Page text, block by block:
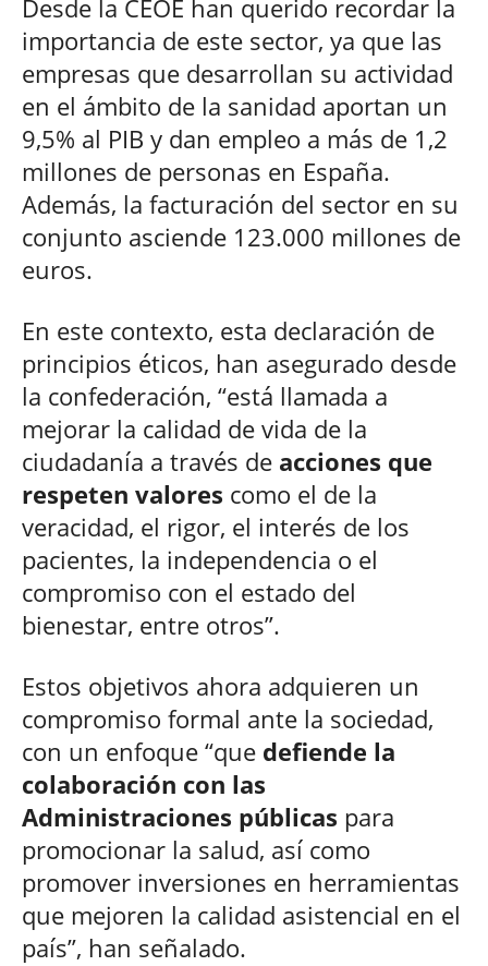
Desde la CEOE han querido recordar la
importancia de este sector, ya que las
empresas que desarrollan su actividad
en el ámbito de la sanidad aportan un
9,5% al PIB y dan empleo a más de 1,2
millones de personas en España.
Además, la facturación del sector en su
conjunto asciende 123.000 millones de
euros.
En este contexto, esta declaración de
principios éticos, han asegurado desde
la confederación, “está llamada a
mejorar la calidad de vida de la
ciudadanía a través de acciones que
respeten valores como el de la
veracidad, el rigor, el interés de los
pacientes, la independencia o el
compromiso con el estado del
bienestar, entre otros”.
Estos objetivos ahora adquieren un
compromiso formal ante la sociedad,
con un enfoque “que defiende la
colaboración con las
Administraciones públicas para
promocionar la salud, así como
promover inversiones en herramientas
que mejoren la calidad asistencial en el
país”, han señalado.